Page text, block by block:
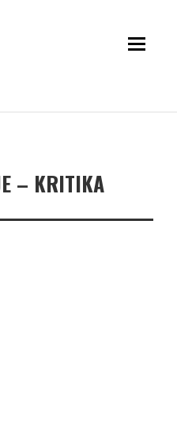
– KRITIKA